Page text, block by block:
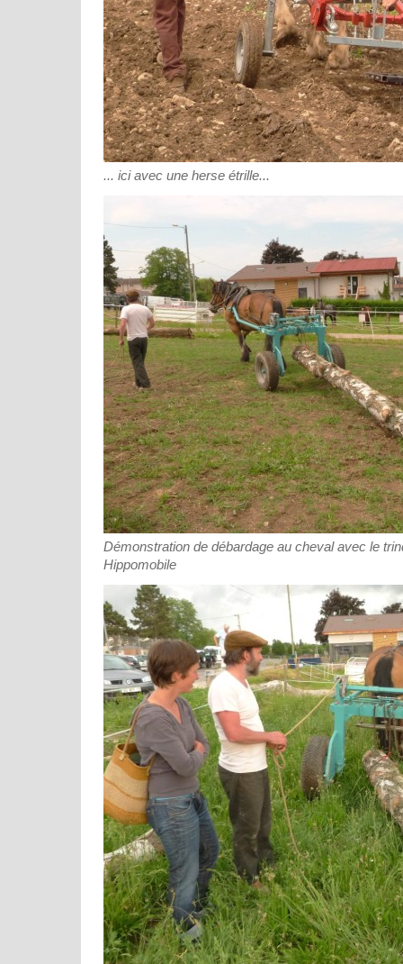
... ici avec une herse étrille...
Démonstration de débardage au cheval avec le
Hippomobile